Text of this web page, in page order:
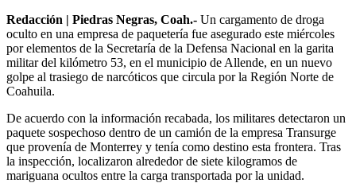
Redacción | Piedras Negras, Coah.- Un cargamento de droga
oculto en una empresa de paquetería fue asegurado este miércoles
por elementos de la Secretaría de la Defensa Nacional en la garita
militar del kilómetro 53, en el municipio de Allende, en un nuevo
golpe al trasiego de narcóticos que circula por la Región Norte de
Coahuila.
De acuerdo con la información recabada, los militares detectaron un
paquete sospechoso dentro de un camión de la empresa Transurge
que provenía de Monterrey y tenía como destino esta frontera. Tras
la inspección, localizaron alrededor de siete kilogramos de
mariguana ocultos entre la carga transportada por la unidad.